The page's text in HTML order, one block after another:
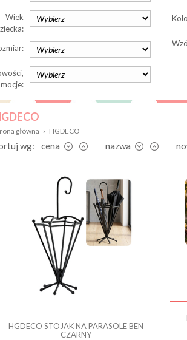
Wiek
główna › HGDECO
wg: cena nazwa
HGDECO STOJAK NA PARASOLE BEN
CZARNY